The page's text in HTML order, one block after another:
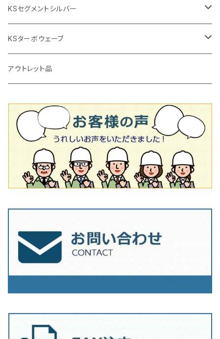
プロ用鏝（こて）
吸着盤
その他
タイル針
タイル針
その他
タイルパッチ（ビブラート
125ｍｍ（5インチ）
105mm（4インチ）
通常品
ビス穴付き
125mm（5インチ）
通常品
オフセットタイプ（ハットタイプ
150ｍｍ（6インチ）
205ｍｍ（8インチ）
230mm（9インチ）
KSセグメントシルバー
105mm（4インチ）
125mm（5インチ）
180mm（7インチ）
205mm（8インチ）
230mm（9インチ）
KSターボウェーブ
105mm（4インチ）
150ｍｍ（6インチ）
180ｍｍ（7インチ）
205mm（8インチ）
アウトレット品